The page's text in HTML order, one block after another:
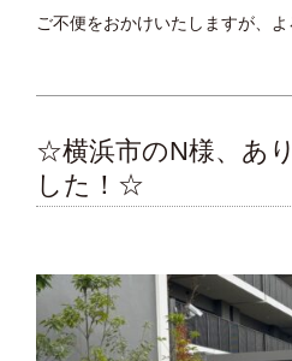
ご不便をおかけいたしますが、よ
☆横浜市のN様、あ
した！☆